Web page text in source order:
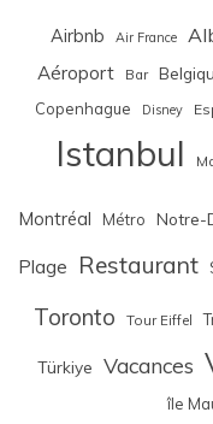
Airbnb Air France
Aéroport Bar
Copenhague Disney
Istanbul
Montréal Métro Notre-
Plage Restaurant
Toronto Tour Eiffel
Türkiye Vacances
île